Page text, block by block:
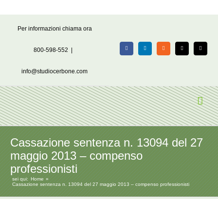
Per informazioni chiama ora
800-598-552
info@studiocerbone.com
FacebookLinkedIn Rss X Email
Cassazione sentenza n. 13094 del 27
maggio 2013 – compenso
professionisti
sei qui:
Home
Cassazione sentenza n. 13094 del 27 maggio 2013 – compenso professionisti